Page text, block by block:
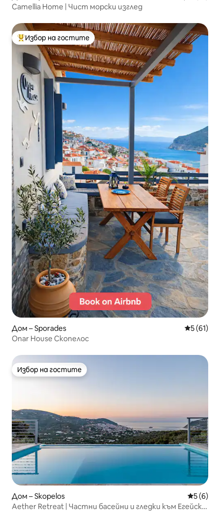
Camellia Home | Чист морски изглед
Най-популярен избор на гостите
Избор на гостите
Дом – Sporades Средна
5 (61)
Onar House Скопелос
Избор на гостите
Избор на гостите
Дом – Skopelos Средна
5 (6)
Aether Retreat | Частни басейни и гледки към Егейско